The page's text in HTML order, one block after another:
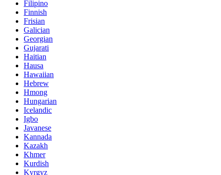
Filipino
Finnish
Frisian
Galician
Georgian
Gujarati
Haitian
Hausa
Hawaiian
Hebrew
Hmong
Hungarian
Icelandic
Igbo
Javanese
Kannada
Kazakh
Khmer
Kurdish
Kyrgyz